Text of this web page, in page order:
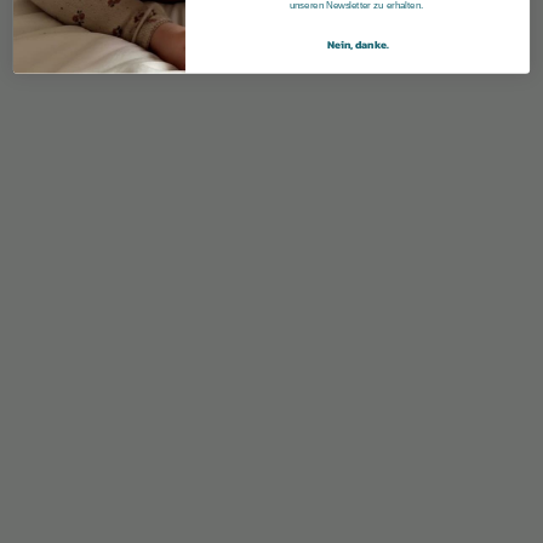
unseren Newsletter zu erhalten.
Nein, danke.